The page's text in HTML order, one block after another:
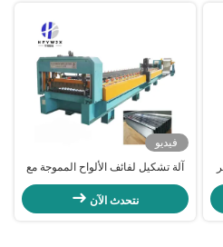
فيديو
آلة تشكيل لفائف الألواح المموجة مع
تحكم ذكي PLC
نتحدث الآن